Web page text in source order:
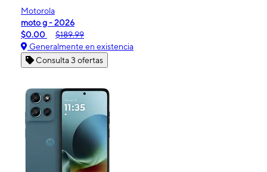
Motorola
moto g - 2026
$0.00
$189.99
Generalmente en existencia
Consulta 3 ofertas